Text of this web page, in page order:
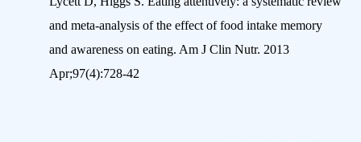
and meta-analysis of the effect of food intake memory
and awareness on eating. Am J Clin Nutr. 2013
Apr;97(4):728-42